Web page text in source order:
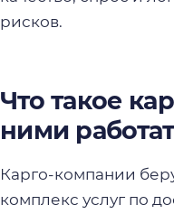
рисков.
Что такое
ними
Карго-компании
комплекс услуг по